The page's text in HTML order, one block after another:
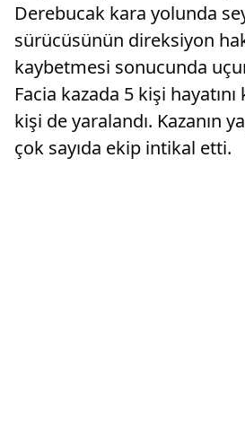
Derebucak kara yolunda
sürücüsünün direksiyon
kaybetmesi sonucunda
Facia kazada 5 kişi
kişi de yaralandı. Kazanın
çok sayıda ekip intikal etti.